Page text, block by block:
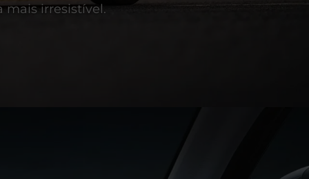
mais irresistível.